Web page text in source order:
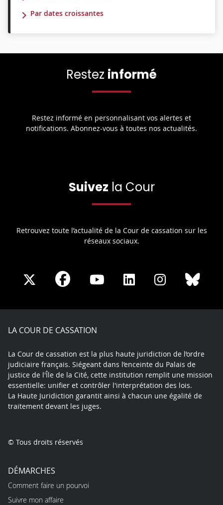
Par dates croissantes
Restez informé
Restez informé en personnalisant vos alertes et
notifications. Abonnez-vous à toutes nos actualités.
Suivez la Cour
Retrouvez toute l’actualité de la Cour de cassation sur les
réseaux sociaux.
Share
X
Share
Facebook
Share
Youtube
Share
LinkedIn
Share
Instagram
LA COUR DE CASSATION
La Cour de cassation est la plus haute juridiction de l’ordre
judiciaire français. Siégeant dans l’enceinte du Palais de
justice de l'Île de la Cité, cette institution remplit une mission
essentielle: unifier et contrôler l'interprétation des lois.
La Haute Juridiction garantit ainsi à chacun une égalité de
traitement devant les juges.
© Tous droits réservés
DÉMARCHES
Comment faire un pourvoi
Suivre mon affaire